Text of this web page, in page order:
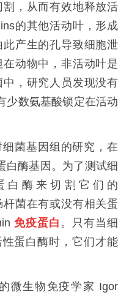
，从而有效地释放活
的其他活动叶，形成
产生的孔导致细胞泄
动物中，非活动叶是
，研究人员发现没有
少数氨基酸锁定在活动
菌基因组的研究，在
白酶基因。为了测试细
白酶来切割它们的
菌在有或没有相关蛋
免疫蛋白 。只有当细
蛋白酶时，它们才能
生物免疫学家 Igor